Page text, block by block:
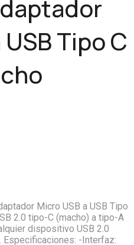
Tipo C
Micro USB a USB Tipo
2.0 tipo-C (macho) a tipo-A
dispositivo USB 2.0
Especificaciones: -Interfaz: